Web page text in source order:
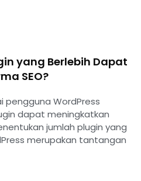
yang Berlebih Dapat
SEO?
pengguna WordPress
dapat meningkatkan
jumlah plugin yang
merupakan tantangan